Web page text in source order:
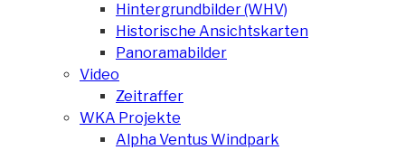
Hintergrundbilder (WHV)
Historische Ansichtskarten
Panoramabilder
Video
Zeitraffer
WKA Projekte
Alpha Ventus Windpark